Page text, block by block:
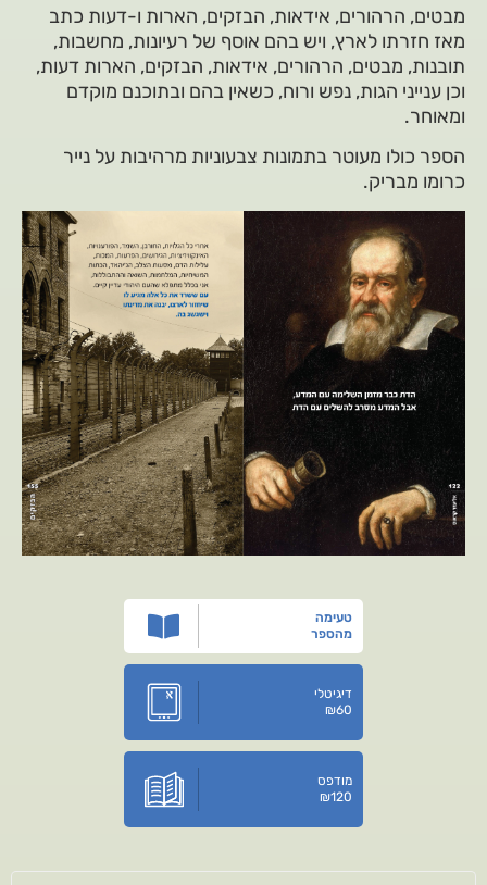
מבטים, הרהורים, אידאות, הבזקים, הארות ו-דעות כתב
מאז חזרתו לארץ, ויש בהם אוסף של רעיונות, מחשבות,
תובנות, מבטים, הרהורים, אידאות, הבזקים, הארות דעות,
וכן ענייני הגות, נפש ורוח, כשאין בהם ובתוכנם מוקדם
ומאוחר.
הספר כולו מעוטר בתמונות צבעוניות מרהיבות על נייר
כרומו מבריק.
טעימה
מהספר
דיגיטלי
₪60
מודפס
₪120